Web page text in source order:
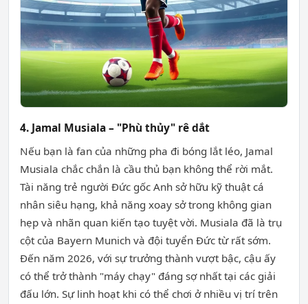
4. Jamal Musiala – "Phù thủy" rê dắt
Nếu bạn là fan của những pha đi bóng lắt léo, Jamal
Musiala chắc chắn là cầu thủ bạn không thể rời mắt.
Tài năng trẻ người Đức gốc Anh sở hữu kỹ thuật cá
nhân siêu hạng, khả năng xoay sở trong không gian
hẹp và nhãn quan kiến tạo tuyệt vời. Musiala đã là trụ
cột của Bayern Munich và đội tuyển Đức từ rất sớm.
Đến năm 2026, với sự trưởng thành vượt bậc, cậu ấy
có thể trở thành "máy chạy" đáng sợ nhất tại các giải
đấu lớn. Sự linh hoạt khi có thể chơi ở nhiều vị trí trên